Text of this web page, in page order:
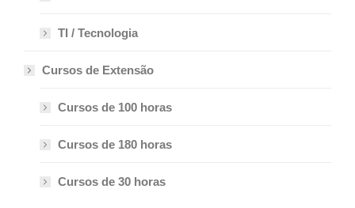
TI / Tecnologia
Cursos de Extensão
Cursos de 100 horas
Cursos de 180 horas
Cursos de 30 horas